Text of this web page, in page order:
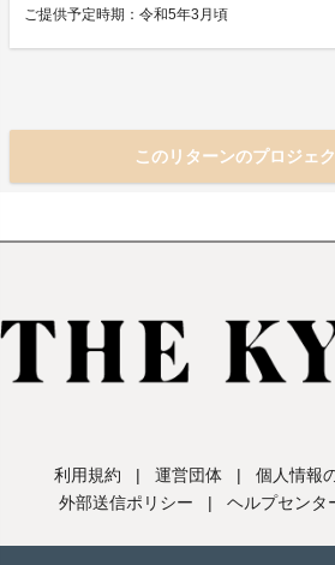
ご提供予定時期：令和5年3月頃
このリターンのプロジェ
利用規約 | 運営団体 | 個人情報
外部送信ポリシー
| ヘルプセンタ